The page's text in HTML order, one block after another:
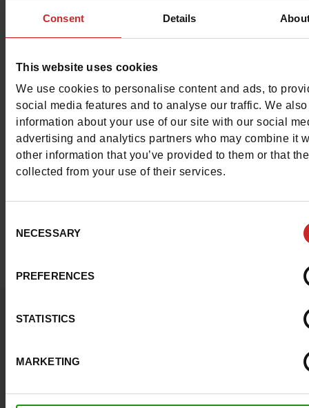
Consent Details
This website uses cookies
We use cookies to personalise content and ads, to
social media features and to analyse our traffic. We
information about your use of our site with our social
advertising and analytics partners who may combine it
other information that you’ve provided to them or that
collected from your use of their services.
Selection
NECESSARY
PREFERENCES
STATISTICS
MARKETING
Vraagje ?